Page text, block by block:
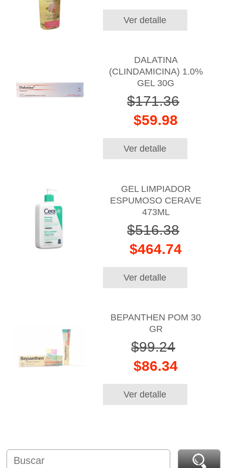
Ver detalle
DALATINA
(CLINDAMICINA) 1.0%
GEL 30G
$171.36
$59.98
Ver detalle
GEL LIMPIADOR
ESPUMOSO CERAVE
473ML
$516.38
$464.74
Ver detalle
BEPANTHEN POM 30
GR
$99.24
$86.34
Ver detalle